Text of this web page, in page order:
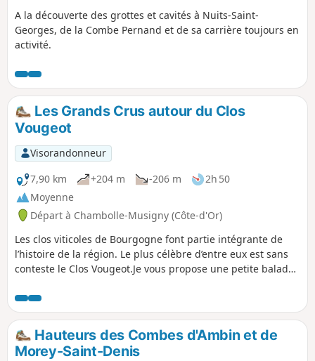
A la découverte des grottes et cavités à Nuits-Saint-
Georges, de la Combe Pernand et de sa carrière toujours en
activité.
Les Grands Crus autour du Clos
Vougeot
Visorandonneur
7,90 km
+204 m -206 m
2h 50
Moyenne
Départ à Chambolle-Musigny (Côte-d'Or)
Les clos viticoles de Bourgogne font partie intégrante de
l’histoire de la région. Le plus célèbre d’entre eux est sans
conteste le Clos Vougeot.Je vous propose une petite balade
Musigny.
Hauteurs des Combes d'Ambin et de
Morey-Saint-Denis